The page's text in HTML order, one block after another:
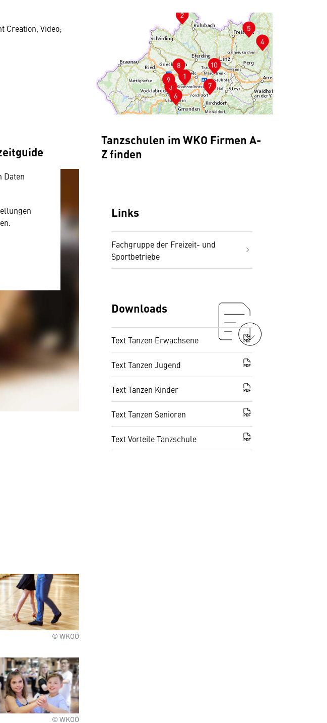
Creation, Video;
wir
Daten
© WKOÖ
© WKOÖ
Tanzschulen im WKO Firmen A-
Z finden
Links
Fachgruppe der Freizeit- und
Sportbetriebe
Downloads
Text Tanzen Erwachsene PDF
Text Tanzen Jugend PDF
Text Tanzen Kinder PDF
Text Tanzen Senioren PDF
Text Vorteile Tanzschule PDF